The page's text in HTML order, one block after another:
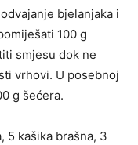
bjelanjaka i
100 g
smjesu dok ne
vrhovi. U posebnoj
g šećera.
5 kašika brašna, 3